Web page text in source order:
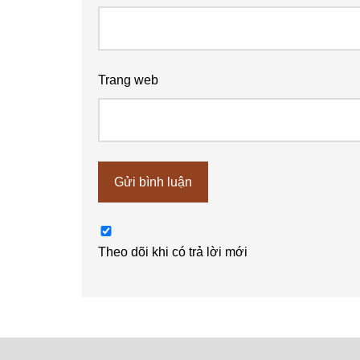
Trang web
Theo dõi khi có trả lời mới